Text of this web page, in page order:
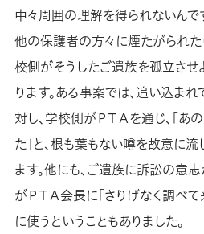
中々周囲の理解を得られないんで
他の保護者の方々に煙たがられた
校側がそうしたご遺族を孤立させ
ります。ある事案では、追い込ま
対し、学校側がＰＴＡを通じ、「あ
た」と、根も葉もない噂を故意に
ます。他にも、ご遺族に訴訟の意
がＰＴＡ会長に「さりげなく調べて
に使うということもありました。